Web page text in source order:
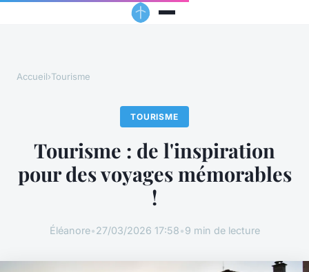
Accueil›Tourisme
TOURISME
Tourisme : de l'inspiration
pour des voyages mémorables
!
Éléanore•27/03/2026 17:58•9 min de lecture